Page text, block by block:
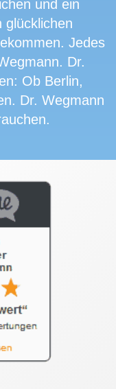
und ein
glücklichen
Jedes
Dr.
Ob Berlin,
Dr. Wegmann